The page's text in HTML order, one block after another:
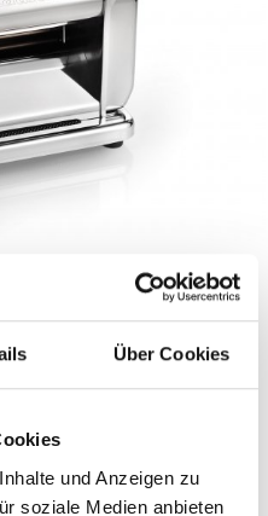
Über Cookies
und Anzeigen zu
soziale Medien anbieten